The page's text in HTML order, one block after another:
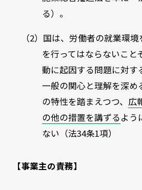
る）。
（2）国は、労働者の就業環
を行ってはならないこと
動に起因する問題に対す
一般の関心と理解を深め
の特性を踏まえつつ、 広
の他の措置を講ずるよう
ない（法34条1項）
【事業主の責務】